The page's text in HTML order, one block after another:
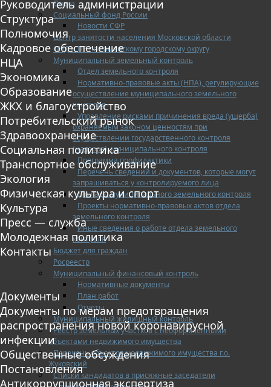
Опека
Социальный фонд России
Новости СФР
Центр занятости населения Московской области
ОНД и ПР по Раменскому городскому округу
Муниципальный земельный контроль
Отдел земельного контроля
Нормативно-правовые акты (НПА), регулирующие
осуществление муниципального земельного
контроля
Управление рисками причинения вреда (ущерба)
охраняемым законом ценностям при
осуществлении государственного контроля
(надзора), муниципального контроля
Программа профилактики
Перечень сведений и документов, которые могут
запрашиваться у контролируемого лица
Доклады муниципального земельного контроля
Проекты нормативно-правовых актов отдела
земельного контроля
Иные сведения о работе отдела земельного
контроля
Бюджет для граждан
Росреестр
Муниципальный финансовый контроль
Нормативные документы
План работ
Отчеты
Муниципальный жилищный контроль
Реестр земельных участков с неоформленными
объектами недвижимого имущества
Перечень объектов недвижимого имущества г.о.
Жуковский
Списки кандидатов в присяжные заседатели
Руководитель администрации
Структура
Полномочия
Кадровое обеспечение
НЦА
Экономика
Образование
ЖКХ и благоустройство
Потребительский рынок
Здравоохранение
Социальная политика
Транспортное обслуживание
Экология
Физическая культура и спорт
Культура
Пресс — служба
Молодежная политика
Контакты
Документы
Документы по мерам предотвращения
распространения новой коронавирусной
инфекции
Общественные обсуждения
Постановления
Антикоррупционная экспертиза